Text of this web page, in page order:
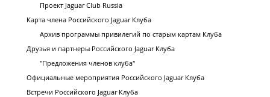
Проект Jaguar Club Russia
Карта члена Российского Jaguar Клуба
Архив программы привилегий по старым картам Клуба
Друзья и партнеры Российского Jaguar Клуба
"Предложения членов клуба"
Официальные мероприятия Российского Jaguar Клуба
Встречи Российского Jaguar Клуба